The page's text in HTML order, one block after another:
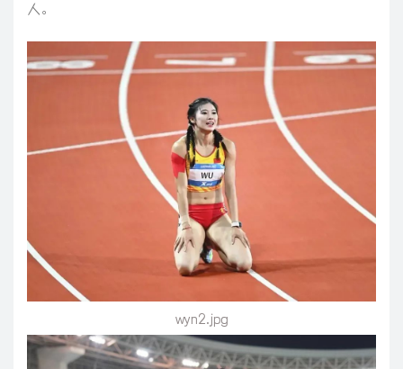
人。
wyn2.jpg